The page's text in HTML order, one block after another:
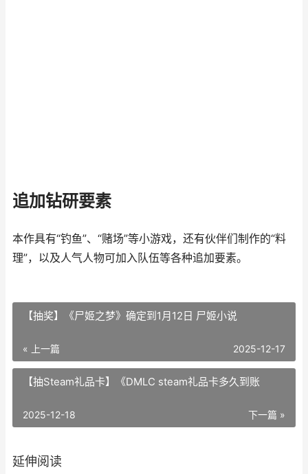
追加钻研要素
本作具有“钓鱼”、“赌场”等小游戏，还有伙伴们制作的“料
理”，以及人气人物可加入队伍等各种追加要素。
【抽奖】《尸姬之梦》确定到1月12日 尸姬小说
« 上一篇 2025-12-17
【抽Steam礼品卡】《DMLC steam礼品卡多久到账
下一篇 »
2025-12-18
延伸阅读